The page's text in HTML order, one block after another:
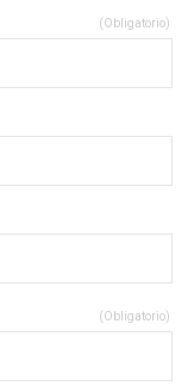
(Obligatorio)
(Obligatorio)